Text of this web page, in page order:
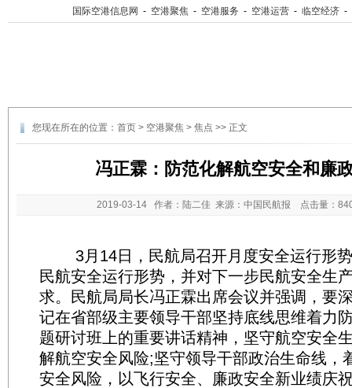
国际空港信息网 - 空港聚焦 - 空港服务 - 空港运营 - 临空经济 -
您现在所在的位置： 首页 > 空港聚焦 > 焦点 >> 正文
冯正霖：防范化解航空安全和廉
2019-03-14 作者：陆二佳 来源：中国民航报 点击量：
3月14日，民航局召开月度安全运行形势
民航安全运行形势，并对下一步民航安全生
求。民航局局长冯正霖出席会议并强调，要
记在省部级主要领导干部坚持底线思维着力
题研讨班上的重要讲话精神，坚守航空安全
解航空安全风险;坚守领导干部政治生命线，
安全风险，以飞行安全、廉政安全新业绩庆